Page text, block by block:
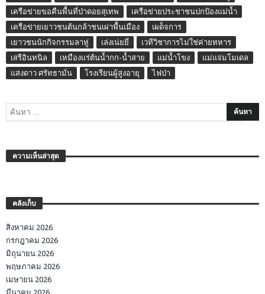
เครือข่ายขอคืนพื้นที่ป่าดอยสุเทพ
เครือข่ายประชาชนปกป้องแม่น้ำ
เครือข่ายเยาวชนต้นกล้าชนเผ่าพื้นเมือง
เผด็จการ
เยาวชนนักกิจกรรมลาหู่
เล่งเน่ยยี่
เวทีวิชาการไม่ใช่ค่ายทหาร
เสรีอินทนิล
เหมืองแร่ต้นน้ำกก-น้ำสาย แม่น้ำโขง
แม่แจ่มโมเดล
แสงดาว ศรัทธามั่น
โรงเรียนผู้สูงอายุ ไฟป่า
ความเห็นล่าสุด
คลังเก็บ
สิงหาคม 2026
กรกฎาคม 2026
มิถุนายน 2026
พฤษภาคม 2026
เมษายน 2026